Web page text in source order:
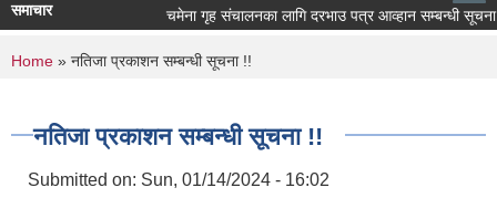
समाचार चमेना गृह संचालनका लागि दरभाउ पत्र आव्हान सम्बन्धी सूचना।
You are here
Home » नतिजा प्रकाशन सम्बन्धी सूचना !!
नतिजा प्रकाशन सम्बन्धी सूचना !!
Submitted on: Sun, 01/14/2024 - 16:02